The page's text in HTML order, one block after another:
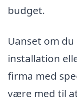
budget.
Uanset om
installation
firma med
være med til